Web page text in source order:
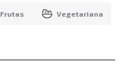
Frutas Vegetariana